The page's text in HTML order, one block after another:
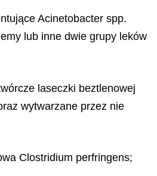
Acinetobacter spp.
lub inne dwie grupy leków
laseczki beztlenowej
wytwarzane przez nie
Clostridium perfringens;